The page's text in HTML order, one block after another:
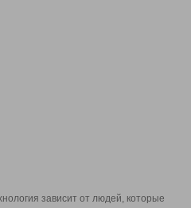
зависит от людей, которые